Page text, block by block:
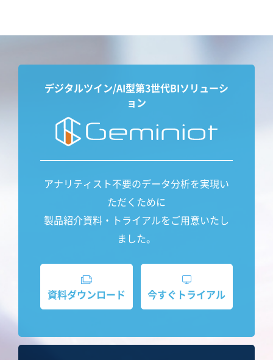
デジタルツイン/AI型第3世代BIソリューシ
ョン
アナリティスト不要のデータ分析を実現い
ただくために
製品紹介資料・トライアルをご用意いたし
ました。
資料ダウンロード 今すぐトライアル